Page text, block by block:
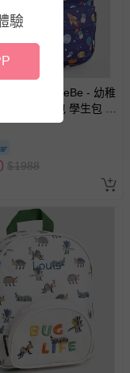
經提供即為完成之線
（例如線上課程、遊
物、泳裝、襪子、地
巾、包屁衣、學習
乳器、哺乳衣、托腹
不可拆封」，或具警
貨 & 退款問題
島。如您位於離島地
Maman BeBe - 幼稚
潑水後背包 學生包 旅
空
$1988
驗